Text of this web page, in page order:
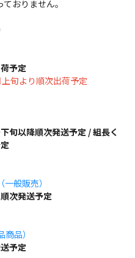
おりません。
予定
旬より順次出荷予定
旬以降順次発送予定 / 組長く
般販売）
次発送予定
品）
予定